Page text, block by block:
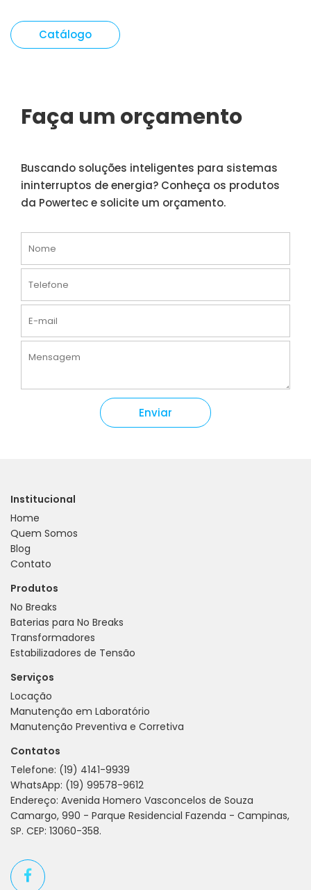
Catálogo
Faça um orçamento
Buscando soluções inteligentes para sistemas
ininterruptos de energia? Conheça os produtos
da Powertec e solicite um orçamento.
Institucional
Home
Quem Somos
Blog
Contato
Produtos
No Breaks
Baterias para No Breaks
Transformadores
Estabilizadores de Tensão
Serviços
Locação
Manutenção em Laboratório
Manutenção Preventiva e Corretiva
Contatos
Telefone: (19) 4141-9939
WhatsApp: (19) 99578-9612
Endereço: Avenida Homero Vasconcelos de Souza
Camargo, 990 - Parque Residencial Fazenda - Campinas,
SP. CEP: 13060-358.